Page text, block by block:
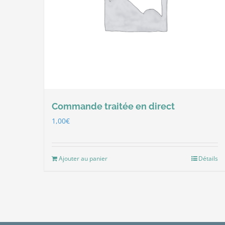
Commande traitée en direct
1,00€
Ajouter au panier Détails